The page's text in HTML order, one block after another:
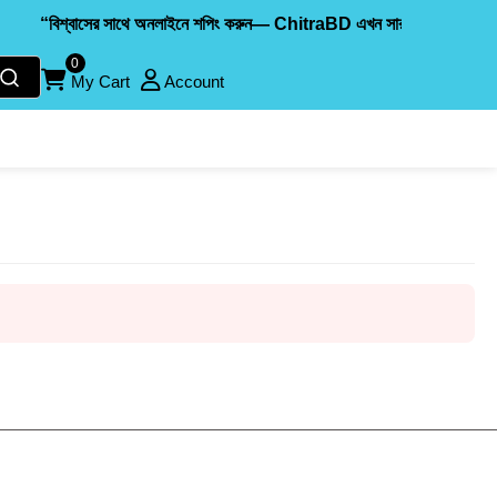
“বিশ্বাসের সাথে অনলাইনে শপিং করুন— ChitraBD এখন সারা দেশে ক্যাশ
My Cart
0
Account